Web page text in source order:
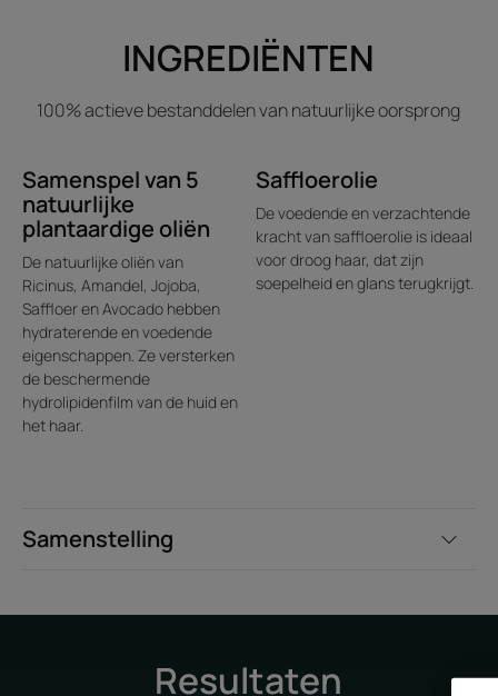
nachts of onder een warme
handdoek inwerken om het
haar intens te voeden, alvorens
het te wassen met shampoo.
Voordeel
hydrateert en verfraait de huid elke dag weer.
INGREDIËNTEN
100% actieve bestanddelen van natuurlijke oorsprong
Samenstelling
Samenspel van 5
natuurlijke
plantaardige oliën
De natuurlijke oliën van
Ricinus, Amandel, Jojoba,
Saffloer en Avocado hebben
hydraterende en voedende
eigenschappen. Ze versterken
de beschermende
hydrolipidenfilm van de huid en
het haar.
Saffloerolie
De voedende en verzachtende
kracht van saffloerolie is ideaal
voor droog haar, dat zijn
soepelheid en glans terugkrijgt.
Resultaten